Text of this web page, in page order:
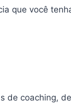
que você
de coaching,